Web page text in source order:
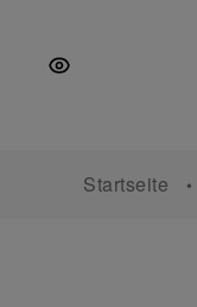
springen
springen
springen
Startseite